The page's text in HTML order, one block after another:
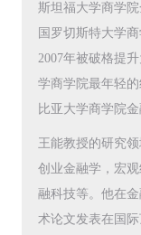
斯坦福大学商学
国罗切斯特大学
2007年被破格提
学商学院最年轻
比亚大学商学院金
王能教授的研究
创业金融学，宏
融科技等。他在
术论文发表在国